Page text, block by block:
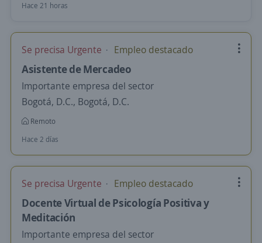
Hace 21 horas
Se precisa Urgente Empleo destacado
Asistente de Mercadeo
Importante empresa del sector
Bogotá, D.C., Bogotá, D.C.
Remoto
Hace 2 días
Se precisa Urgente Empleo destacado
Docente Virtual de Psicología Positiva y
Meditación
Importante empresa del sector